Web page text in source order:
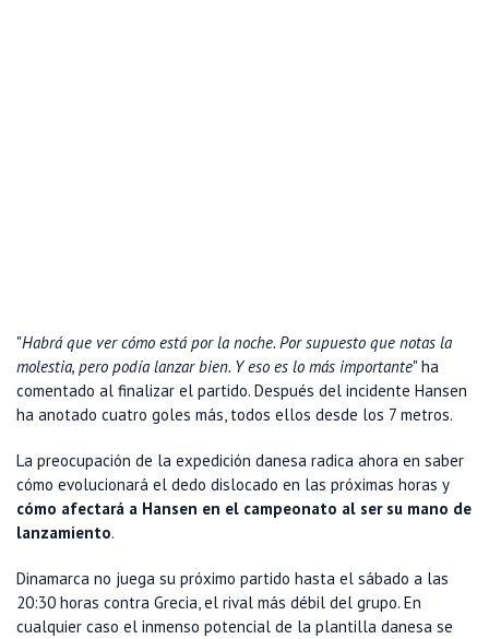
"Habrá que ver cómo está por la noche. Por supuesto que notas la
molestia, pero podía lanzar bien. Y eso es lo más importante" ha
comentado al finalizar el partido. Después del incidente Hansen
ha anotado cuatro goles más, todos ellos desde los 7 metros.
La preocupación de la expedición danesa radica ahora en saber
cómo evolucionará el dedo dislocado en las próximas horas y
cómo afectará a Hansen en el campeonato al ser su mano de
lanzamiento.
Dinamarca no juega su próximo partido hasta el sábado a las
20:30 horas contra Grecia, el rival más débil del grupo. En
cualquier caso el inmenso potencial de la plantilla danesa se